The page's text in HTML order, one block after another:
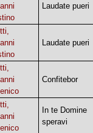
Laudate pueri
Laudate pueri
Confitebor
In te Domine
speravi